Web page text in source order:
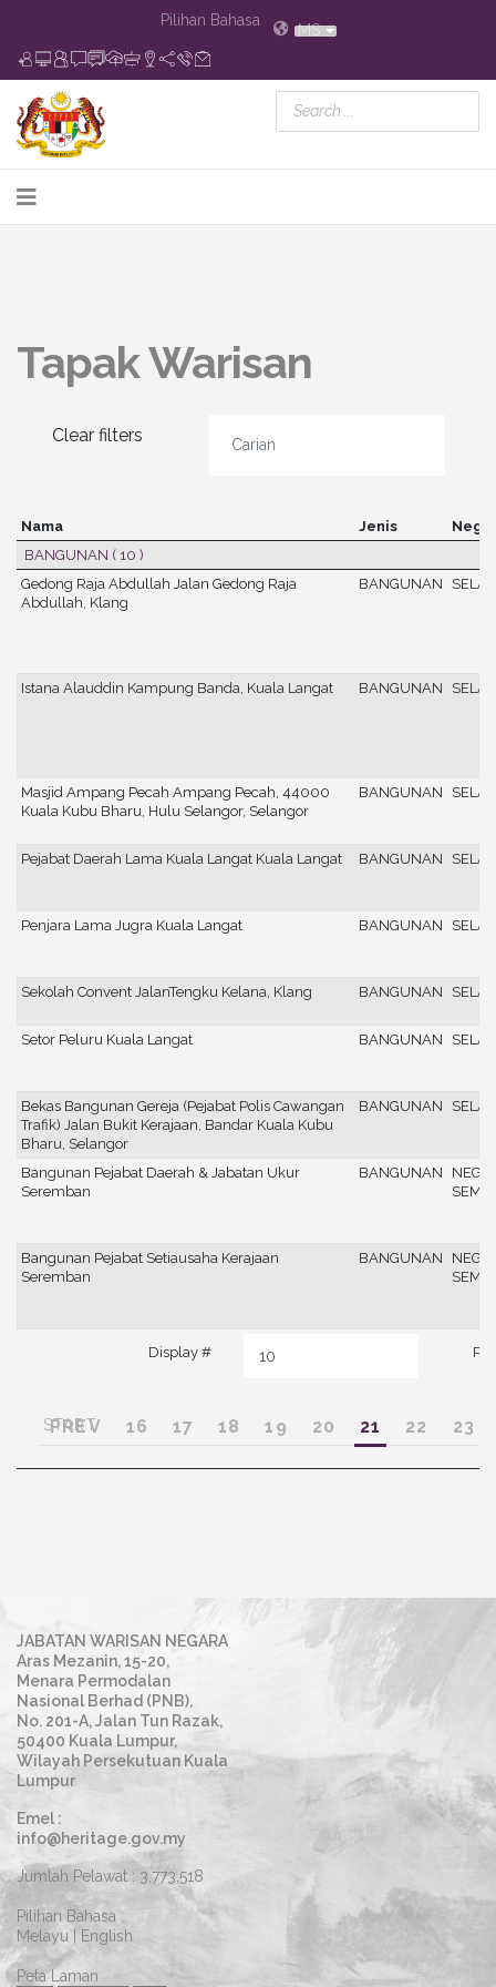
Pilihan Bahasa
MS
Tapak Warisan
Clear filters
Nama Jenis
Display #
START
PREV 16 17 18 19 20 21 22 23
BANGUNAN ( 10 )
Gedong Raja Abdullah Jalan Gedong Raja
Abdullah, Klang
BANGUNAN
Istana Alauddin Kampung Banda, Kuala Langat BANGUNAN
Masjid Ampang Pecah Ampang Pecah, 44000
Kuala Kubu Bharu, Hulu Selangor, Selangor
BANGUNAN
Pejabat Daerah Lama Kuala Langat Kuala Langat BANGUNAN
Penjara Lama Jugra Kuala Langat BANGUNAN
Sekolah Convent JalanTengku Kelana, Klang BANGUNAN
Setor Peluru Kuala Langat BANGUNAN
Bekas Bangunan Gereja (Pejabat Polis Cawangan
Trafik) Jalan Bukit Kerajaan, Bandar Kuala Kubu
Bharu, Selangor
BANGUNAN
Bangunan Pejabat Daerah & Jabatan Ukur
Seremban
BANGUNAN
Bangunan Pejabat Setiausaha Kerajaan
Seremban
BANGUNAN
JABATAN WARISAN NEGARA
Aras Mezanin, 15-20,
Menara Permodalan
Nasional Berhad (PNB),
No. 201-A, Jalan Tun Razak,
50400 Kuala Lumpur,
Wilayah Persekutuan Kuala
Lumpur
Emel :
info@heritage.gov.my
Jumlah Pelawat : 3,773,518
Pilihan Bahasa :
Melayu | English
Peta Laman